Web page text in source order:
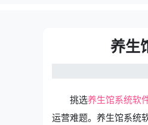
养生
挑选养生馆系统软
运营难题。养生馆系统